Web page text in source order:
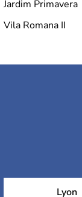
Jardim Primavera
Vila Romana II
Lyon